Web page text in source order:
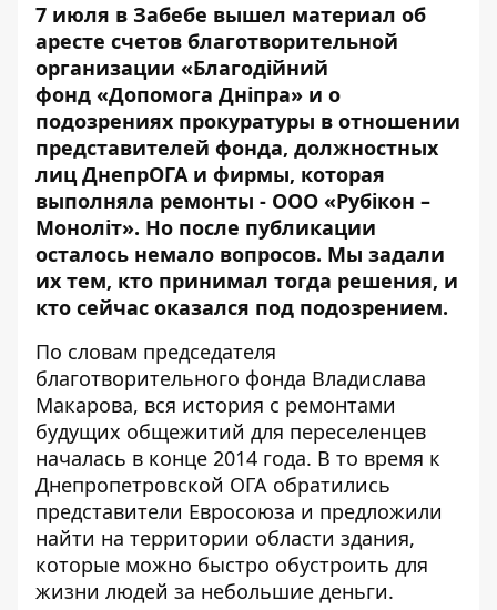
7 июля в Забебе вышел материал об
аресте счетов благотворительной
организации «Благодійний
фонд «Допомога Дніпра» и о
подозрениях прокуратуры в отношении
представителей фонда, должностных
лиц ДнепрОГА и фирмы, которая
выполняла ремонты - ООО «Рубікон –
Моноліт». Но после публикации
осталось немало вопросов. Мы задали
их тем, кто принимал тогда решения, и
кто сейчас оказался под подозрением.
По словам председателя
благотворительного фонда Владислава
Макарова, вся история с ремонтами
будущих общежитий для переселенцев
началась в конце 2014 года. В то время к
Днепропетровской ОГА обратились
представители Евросоюза и предложили
найти на территории области здания,
которые можно быстро обустроить для
жизни людей за небольшие деньги.